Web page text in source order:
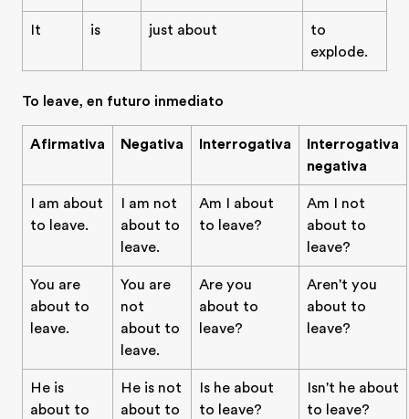
It is just about
to
explode.
To leave, en futuro inmediato
Afirmativa Negativa Interrogativa
Interrogativa
negativa
I am about
to leave.
I am not
about to
leave.
Am I about
to leave?
Am I not
about to
leave?
You are
about to
leave.
You are
not
about to
leave.
Are you
about to
leave?
Aren't you
about to
leave?
He is
about to
He is not
about to
Is he about
to leave?
Isn't he about
to leave?